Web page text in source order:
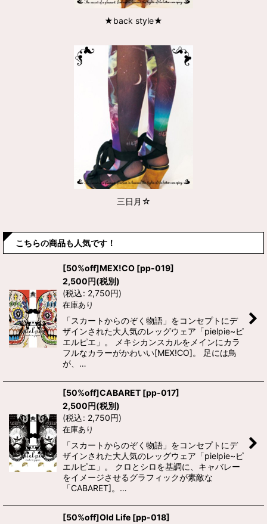
★back style★
三日月☆
こちらの商品も人気です！
[50%off]MEX!CO [pp-019]
2,500円(税別)
(税込: 2,750円)
在庫あり
「スカートからのぞく物語」をコンセプトにデ
ザインされた大人気のレッグウェア「pielpie~ピ
エルピエ」。 メキシカンスカルをメインにカラ
フルなカラーがかわいい[MEX!CO]。 足には鳥
が、…
[50%off]CABARET [pp-017]
2,500円(税別)
(税込: 2,750円)
在庫あり
「スカートからのぞく物語」をコンセプトにデ
ザインされた大人気のレッグウェア「pielpie~ピ
エルピエ」。 クロとシロを基調に、キャバレー
をイメージさせるグラフィックが素敵な
「CABARET]。…
[50%off]Old Life [pp-018]